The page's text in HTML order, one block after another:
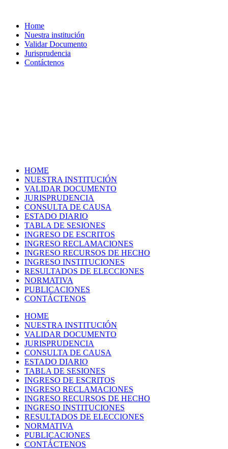
Home
Nuestra institución
Validar Documento
Jurisprudencia
Contáctenos
HOME
NUESTRA INSTITUCIÓN
VALIDAR DOCUMENTO
JURISPRUDENCIA
CONSULTA DE CAUSA
ESTADO DIARIO
TABLA DE SESIONES
INGRESO DE ESCRITOS
INGRESO RECLAMACIONES
INGRESO RECURSOS DE HECHO
INGRESO INSTITUCIONES
RESULTADOS DE ELECCIONES
NORMATIVA
PUBLICACIONES
CONTÁCTENOS
HOME
NUESTRA INSTITUCIÓN
VALIDAR DOCUMENTO
JURISPRUDENCIA
CONSULTA DE CAUSA
ESTADO DIARIO
TABLA DE SESIONES
INGRESO DE ESCRITOS
INGRESO RECLAMACIONES
INGRESO RECURSOS DE HECHO
INGRESO INSTITUCIONES
RESULTADOS DE ELECCIONES
NORMATIVA
PUBLICACIONES
CONTÁCTENOS